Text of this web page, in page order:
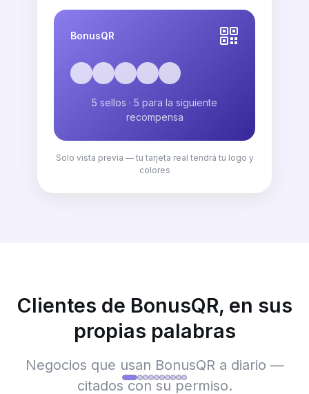
BonusQR
5 sellos · 5 para la siguiente
recompensa
Solo vista previa — tu tarjeta real tendrá tu logo y
colores
Clientes de BonusQR, en sus
propias palabras
Negocios que usan BonusQR a diario —
citados con su permiso.